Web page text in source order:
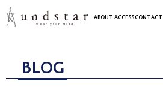
ABOUT ACCESSCONTACT
BLOG